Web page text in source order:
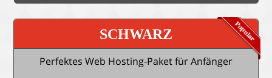
SCHWARZ
Perfektes Web Hosting-Paket für Anfänger